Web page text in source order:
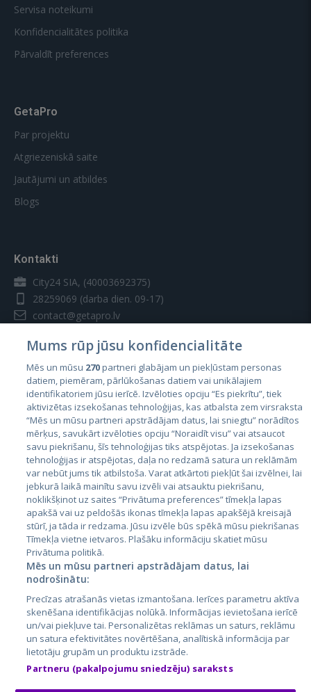
Servisa noteikumi
Konfidencialitātes politika
Pārvaldīt preferences
GetaPro
Par projektu
Atgriezeniskā saite
Jautājumi un atbildes
Blogs
Kontakti
City24 SIA, (40003692375)
28259069 (darba dien. 09-17)
contact@getapro.lv
Valstis
Igaunija
Latvija
Lietuva
City24.lv
City24.ee
GetaPro.lv
GetaPro.ee
Skelbiu.lt
Autoplius.lt
CVbankas.lt
Kainos.lt
Paslaugos.lt
auto24.ee
Osta.ee
Mums rūp jūsu konfidencialitāte
Mēs un mūsu 270partneri glabājam un piekļūstam personas
datiem, piemēram, pārlūkošanas datiem vai unikālajiem
identifikatoriem jūsu ierīcē. Izvēloties opciju “Es piekrītu”, tiek
aktivizētas izsekošanas tehnoloģijas, kas atbalsta zem virsraksta
“Mēs un mūsu partneri apstrādājam datus, lai sniegtu” norādītos
mērķus, savukārt izvēloties opciju “Noraidīt visu” vai atsaucot
savu piekrišanu, šīs tehnoloģijas tiks atspējotas. Ja izsekošanas
tehnoloģijas ir atspējotas, daļa no redzamā satura un reklāmām
var nebūt jums tik atbilstoša. Varat atkārtoti piekļūt šai izvēlnei, lai
jebkurā laikā mainītu savu izvēli vai atsauktu piekrišanu,
noklikšķinot uz saites “Privātuma preferences” tīmekļa lapas
apakšā vai uz peldošās ikonas tīmekļa lapas apakšējā kreisajā
stūrī, ja tāda ir redzama. Jūsu izvēle būs spēkā mūsu piekrišanas
Tīmekļa vietne ietvaros. Plašāku informāciju skatiet mūsu
Privātuma politikā.
Mēs un mūsu partneri apstrādājam datus, lai
nodrošinātu:
Precīzas atrašanās vietas izmantošana. Ierīces parametru aktīva
skenēšana identifikācijas nolūkā. Informācijas ievietošana ierīcē
un/vai piekļuve tai. Personalizētas reklāmas un saturs, reklāmu
un satura efektivitātes novērtēšana, analītiskā informācija par
lietotāju grupām un produktu izstrāde.
Partneru (pakalpojumu sniedzēju) saraksts